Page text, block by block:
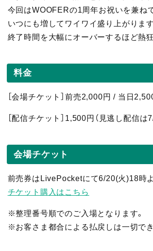
今回はWOOFERの1周年お祝いを兼ねて
いつにも増してワイワイ盛り上がります
終了時間を大幅にオーバーするほど熱
料金
［会場チケット］前売2,000円 / 当日
［配信チケット］1,500円（見逃し配信は
会場チケット
前売券はLivePocketにて6/20(火)18時よ
チケット購入はこちら
※整理番号順でのご入場となります。
※お客さま都合による払戻しは一切で